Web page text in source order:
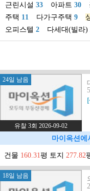
근린시설 33 아파트 30
주택 11 다가구주택 9
오피스텔 2 다세대(빌라)
24일 남음
유찰 3회 2026-09-02
마이옥션에
건물 160.31평 토지 277.82
18일 남음